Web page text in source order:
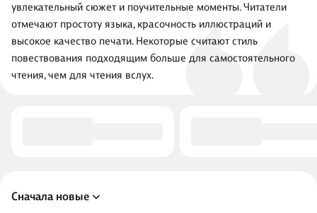
увлекательный сюжет и поучительные моменты. Читатели
отмечают простоту языка, красочность иллюстраций и
высокое качество печати. Некоторые считают стиль
повествования подходящим больше для самостоятельного
чтения, чем для чтения вслух.
Сначала новые